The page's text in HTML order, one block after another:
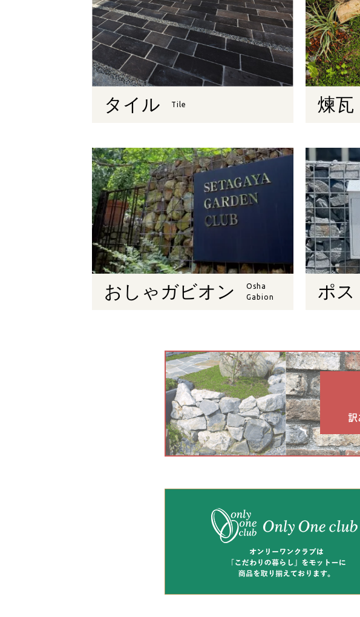
タイル Tile 煉瓦
おしゃガビオン
Osha
Gabion
ポス